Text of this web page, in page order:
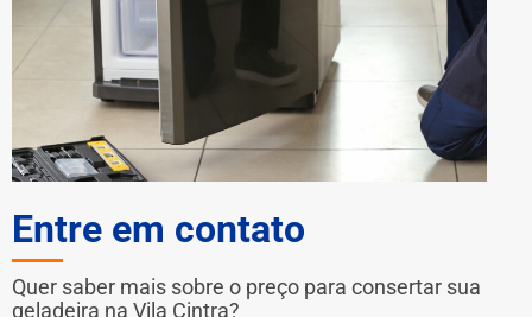
Entre em contato
Quer saber mais sobre o preço para consertar sua
geladeira na Vila Cintra?